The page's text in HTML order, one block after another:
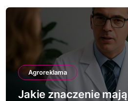
a
Agroreklama
Jakie znaczenie